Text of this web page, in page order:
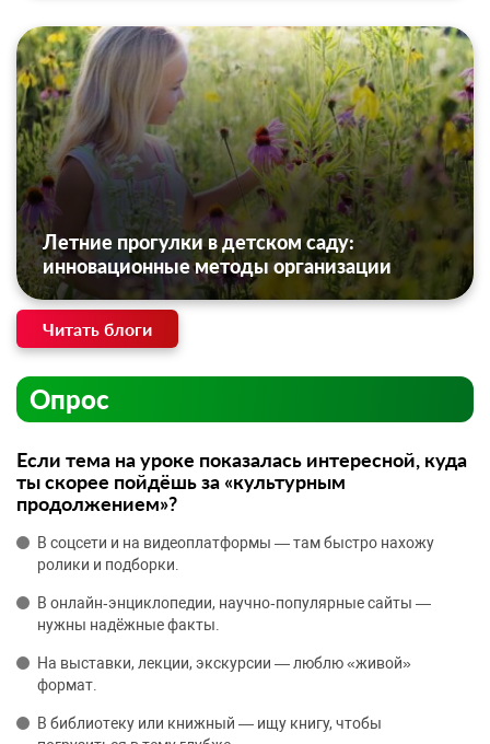
Летние прогулки в детском саду:
инновационные методы организации
Читать блоги
Опрос
Если тема на уроке показалась интересной, куда
ты скорее пойдёшь за «культурным
продолжением»?
В соцсети и на видеоплатформы — там быстро нахожу
ролики и подборки.
В онлайн‑энциклопедии, научно‑популярные сайты —
нужны надёжные факты.
На выставки, лекции, экскурсии — люблю «живой»
формат.
В библиотеку или книжный — ищу книгу, чтобы